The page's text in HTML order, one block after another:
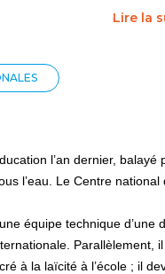
Lire la
l’an dernier,
l’eau. Le Centre
équipe technique
Parallèlement,
à la laïcité à l’école ; il